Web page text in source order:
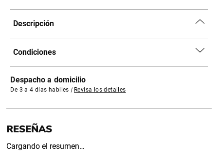
Descripción
Condiciones
Despacho a domicilio
De 3 a 4 días habiles | Revisa los detalles
Cargando el resumen…